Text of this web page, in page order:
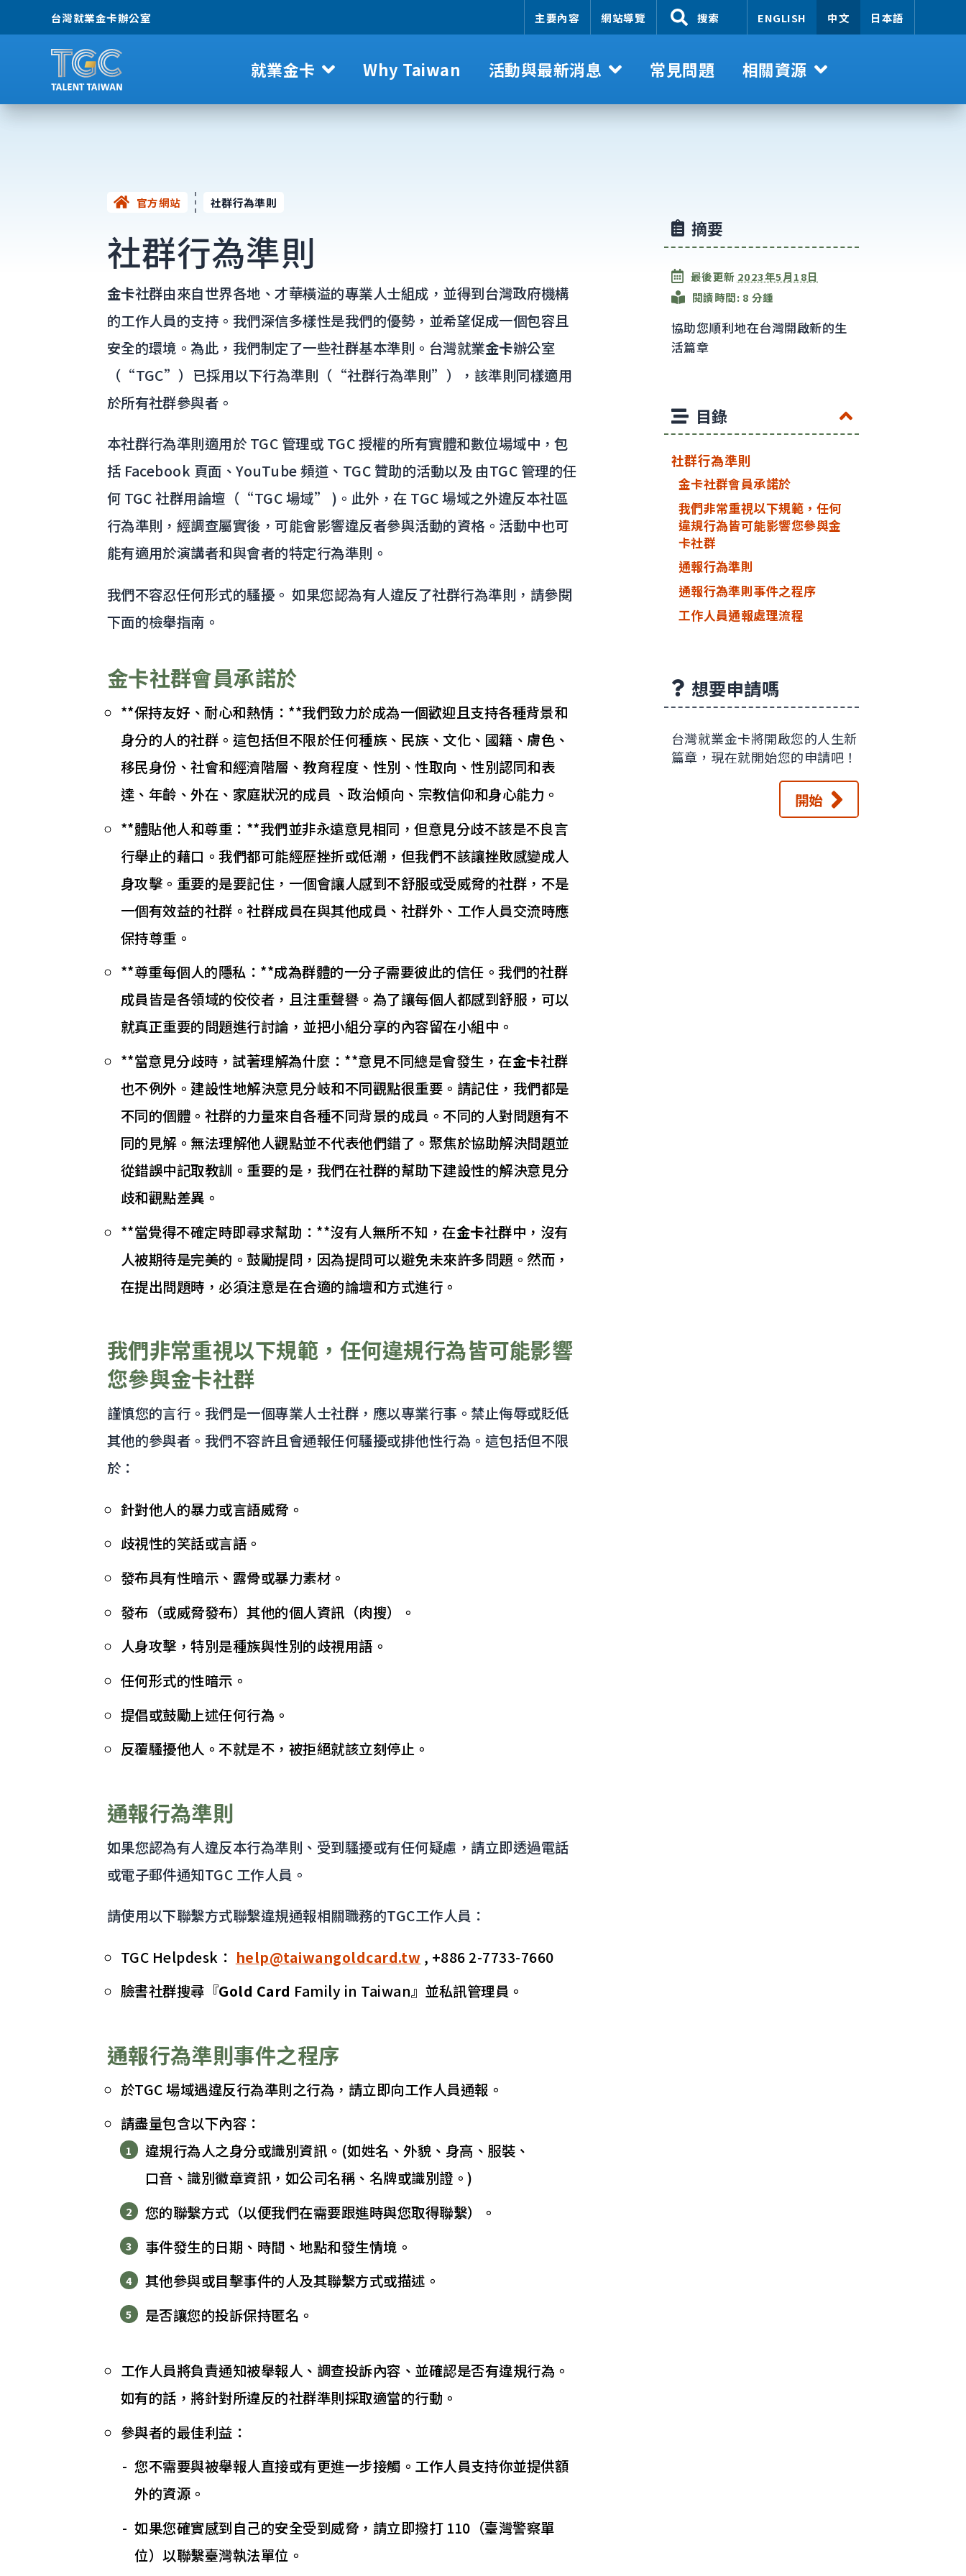
台灣就業金卡辦公室 主要內容 網站導覽 搜索 ENGLISH 中文 日本語
就業金卡 Why Taiwan 活動與最新消息 常見問題 相關資源
官方網站 社群行為準則
社群行為準則
金卡社群由來自世界各地、才華橫溢的專業人士組成，並得到台灣政府機構
的工作人員的支持。我們深信多樣性是我們的優勢，並希望促成一個包容且
安全的環境。為此，我們制定了一些社群基本準則。台灣就業金卡辦公室
（“TGC”）已採用以下行為準則（“社群行為準則”），該準則同樣適用
於所有社群參與者。
本社群行為準則適用於 TGC 管理或 TGC 授權的所有實體和數位場域中，包
括 Facebook 頁面、YouTube 頻道、TGC 贊助的活動以及 由TGC 管理的任
何 TGC 社群用論壇（“TGC 場域” )。此外，在 TGC 場域之外違反本社區
行為準則，經調查屬實後，可能會影響違反者參與活動的資格。活動中也可
能有適用於演講者和與會者的特定行為準則。
我們不容忍任何形式的騷擾。 如果您認為有人違反了社群行為準則，請參閱
下面的檢舉指南。
金卡社群會員承諾於
**保持友好、耐心和熱情：**我們致力於成為一個歡迎且支持各種背景和
身分的人的社群。這包括但不限於任何種族、民族、文化、國籍、膚色、
移民身份、社會和經濟階層、教育程度、性別、性取向、性別認同和表
達、年齡、外在、家庭狀況的成員 、政治傾向、宗教信仰和身心能力。
**體貼他人和尊重：**我們並非永遠意見相同，但意見分歧不該是不良言
行舉止的藉口。我們都可能經歷挫折或低潮，但我們不該讓挫敗感變成人
身攻擊。重要的是要記住，一個會讓人感到不舒服或受威脅的社群，不是
一個有效益的社群。社群成員在與其他成員、社群外、工作人員交流時應
保持尊重。
**尊重每個人的隱私：**成為群體的一分子需要彼此的信任。我們的社群
成員皆是各領域的佼佼者，且注重聲譽。為了讓每個人都感到舒服，可以
就真正重要的問題進行討論，並把小組分享的內容留在小組中。
**當意見分歧時，試著理解為什麼：**意見不同總是會發生，在金卡社群
也不例外。建設性地解決意見分岐和不同觀點很重要。請記住，我們都是
不同的個體。社群的力量來自各種不同背景的成員。不同的人對問題有不
同的見解。無法理解他人觀點並不代表他們錯了。聚焦於協助解決問題並
從錯誤中記取教訓。重要的是，我們在社群的幫助下建設性的解決意見分
歧和觀點差異。
**當覺得不確定時即尋求幫助：**沒有人無所不知，在金卡社群中，沒有
人被期待是完美的。鼓勵提問，因為提問可以避免未來許多問題。然而，
在提出問題時，必須注意是在合適的論壇和方式進行。
我們非常重視以下規範，任何違規行為皆可能影響
您參與金卡社群
謹慎您的言行。我們是一個專業人士社群，應以專業行事。禁止侮辱或貶低
其他的參與者。我們不容許且會通報任何騷擾或排他性行為。這包括但不限
於：
針對他人的暴力或言語威脅。
歧視性的笑話或言語。
發布具有性暗示、露骨或暴力素材。
發布（或威脅發布）其他的個人資訊（肉搜）。
人身攻擊，特別是種族與性別的歧視用語。
任何形式的性暗示。
提倡或鼓勵上述任何行為。
反覆騷擾他人。不就是不，被拒絕就該立刻停止。
通報行為準則
如果您認為有人違反本行為準則、受到騷擾或有任何疑慮，請立即透過電話
或電子郵件通知TGC 工作人員。
請使用以下聯繫方式聯繫違規通報相關職務的TGC工作人員：
TGC Helpdesk： help@taiwangoldcard.tw , +886 2-7733-7660
臉書社群搜尋『Gold Card Family in Taiwan』並私訊管理員。
通報行為準則事件之程序
於TGC 場域遇違反行為準則之行為，請立即向工作人員通報。
請盡量包含以下內容：
違規行為人之身分或識別資訊。(如姓名、外貌、身高、服裝、
口音、識別徽章資訊，如公司名稱、名牌或識別證。)
您的聯繫方式（以便我們在需要跟進時與您取得聯繫）。
事件發生的日期、時間、地點和發生情境。
其他參與或目擊事件的人及其聯繫方式或描述。
是否讓您的投訴保持匿名。
工作人員將負責通知被舉報人、調查投訴內容、並確認是否有違規行為。
如有的話，將針對所違反的社群準則採取適當的行動。
參與者的最佳利益：
您不需要與被舉報人直接或有更進一步接觸。工作人員支持你並提供額
外的資源。
如果您確實感到自己的安全受到威脅，請立即撥打 110（臺灣警察單
位）以聯繫臺灣執法單位。
摘要
最後更新 2023年5月18日
閱讀時間: 8 分鍾
協助您順利地在台灣開啟新的生
活篇章
目錄
社群行為準則
金卡社群會員承諾於
我們非常重視以下規範，任何
違規行為皆可能影響您參與金
卡社群
通報行為準則
通報行為準則事件之程序
工作人員通報處理流程
想要申請嗎
台灣就業金卡將開啟您的人生新
篇章，現在就開始您的申請吧！
開始